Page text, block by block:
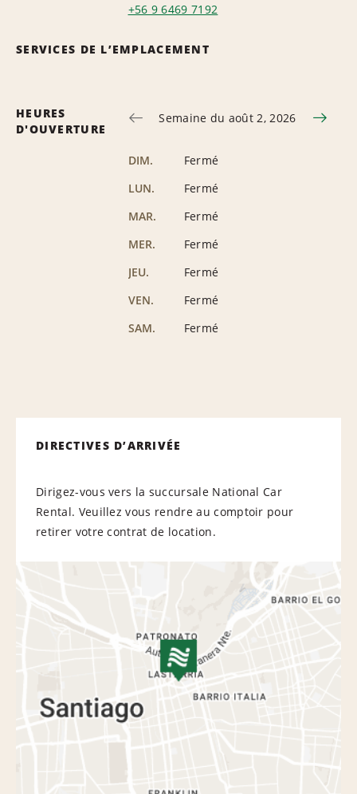
+56 9 6469 7192
SERVICES DE L’EMPLACEMENT
HEURES
D'OUVERTURE
Semaine du août 2, 2026
DIM.
Fermé
LUN.
Fermé
MAR.
Fermé
MER.
Fermé
JEU.
Fermé
VEN.
Fermé
SAM.
Fermé
DIRECTIVES D’ARRIVÉE
Dirigez-vous vers la succursale National Car
Rental. Veuillez vous rendre au comptoir pour
retirer votre contrat de location.